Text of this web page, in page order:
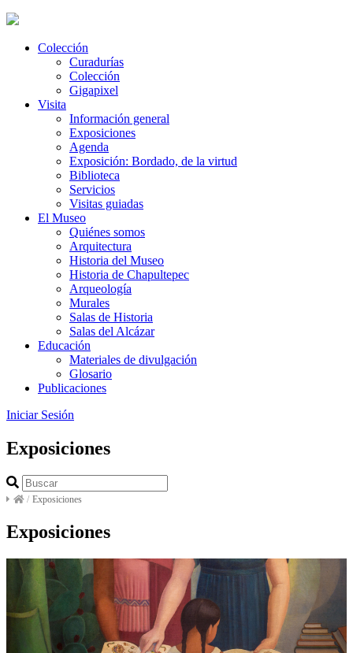
Colección
Curadurías
Colección
Gigapixel
Visita
Información general
Exposiciones
Agenda
Exposición: Bordado, de la virtud
Biblioteca
Servicios
Visitas guiadas
El Museo
Quiénes somos
Arquitectura
Historia del Museo
Historia de Chapultepec
Arqueología
Murales
Salas de Historia
Salas del Alcázar
Educación
Materiales de divulgación
Glosario
Publicaciones
Iniciar Sesión
Exposiciones
/ Exposiciones
Exposiciones